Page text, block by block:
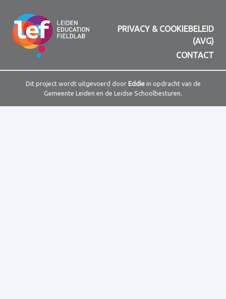
PRIVACY & COOKIEBELEID
(AVG)
CONTACT
Dit project wordt uitgevoerd door Eddiein opdracht van de
Gemeente Leiden en de Leidse Schoolbesturen.